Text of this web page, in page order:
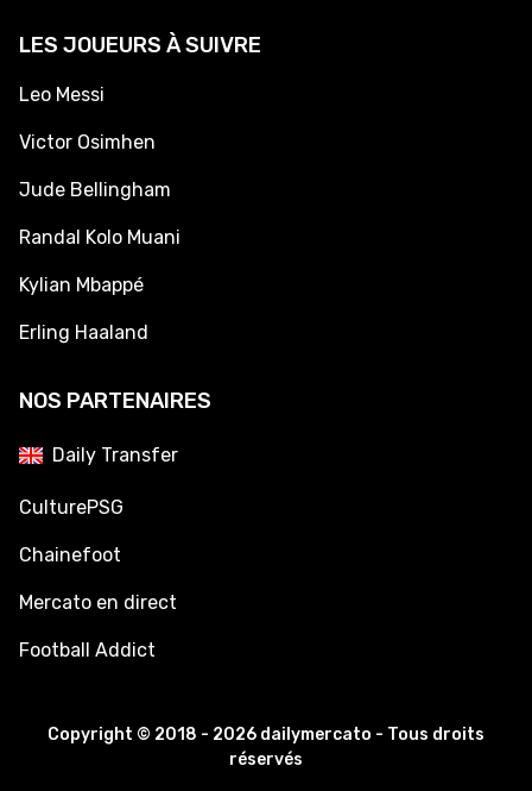
LES JOUEURS À SUIVRE
Leo Messi
Victor Osimhen
Jude Bellingham
Randal Kolo Muani
Kylian Mbappé
Erling Haaland
NOS PARTENAIRES
Daily Transfer
CulturePSG
Chainefoot
Mercato en direct
Football Addict
Copyright © 2018 - 2026 dailymercato - Tous droits
réservés